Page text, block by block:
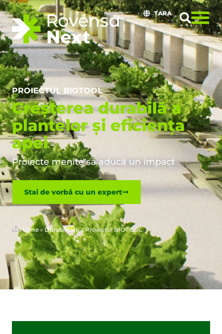
ȚARA
PROIECTUL BIOTOOL
Creșterea durabilă a
plantelor și eficiența
apei
Proiecte menite să aducă un impact
Stai de vorbă cu un expert
Home »Durabilitate»Proiectul BIOTOOL